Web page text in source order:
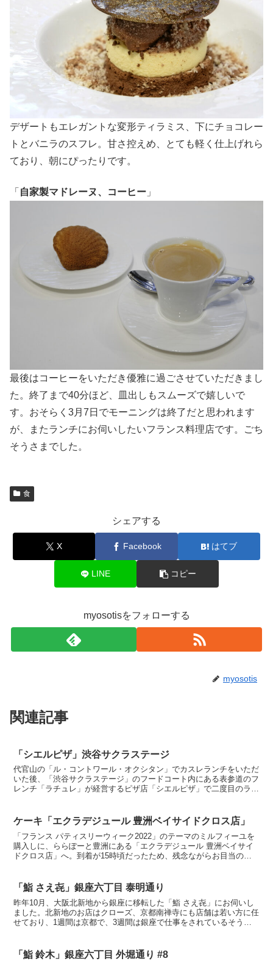
デザートもエレガントな変形ティラミス、下にチョコレー
トとバニラのスフレ。甘さ控えめ、とても軽く仕上げれら
ており、朝にぴったりです。
「 自家製マドレーヌ、コーヒー 」
最後はコーヒーをいただき優雅に過ごさせていただきまし
た。終了まで40分ほど、皿出しもスムーズで嬉しいで
す。おそらく3月7日でモーニングは終了だと思われます
が、またランチにお伺いしたいフランス料理店です。ごち
そうさまでした。
食
シェアする
X Facebook はてブ
LINE コピー
myosotisをフォローする
myosotis
関連記事
「シエルピザ」渋谷サクラステージ
代官山の「ル・コントワール・オクシタン」でカスレランチをいただ
いた後、「渋谷サクラステージ」のフードコート内にある表参道のフ
レンチ「ラチュレ」が経営するピザ店「シエルピザ」で二度目のラン
ケーキ「エクラデジュール 豊洲ベイサイドクロス店」
「フランス パティスリーウィーク2022」のテーマのミルフィーユを
購入しに、ららぽーと豊洲にある「エクラデジュール 豊洲ベイサイ
ドクロス店」へ。到着が15時頃だったため、残念ながらお目当のミ
「鮨 さえ㐂」銀座六丁目 泰明通り
昨年10月、大阪北新地から銀座に移転した「鮨 さえ㐂」にお伺いし
ました。北新地のお店はクローズ、京都南禅寺にも店舗は若い方に任
せており、1週間は京都で、3週間は銀座で仕事をされているそうで
「鮨 鈴木」銀座六丁目 外堀通り #8